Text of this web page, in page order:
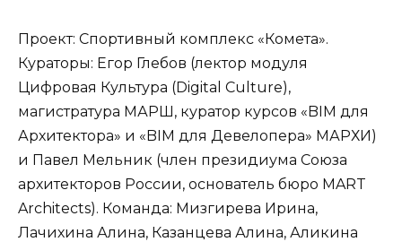
Проект: Спортивный комплекс «Комета».
Кураторы: Егор Глебов (лектор модуля
Цифровая Культура (Digital Culture),
магистратура МАРШ, куратор курсов «BIM для
Архитектора» и «BIM для Девелопера» МАРХИ)
и Павел Мельник (член президиума Союза
архитекторов России, основатель бюро MART
Architects). Команда: Мизгирева Ирина,
Лачихина Алина, Казанцева Алина, Аликина